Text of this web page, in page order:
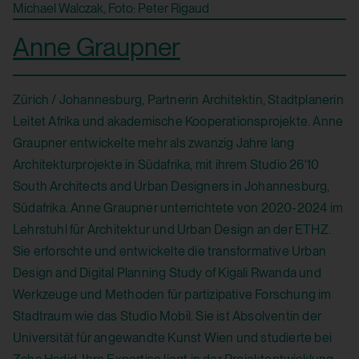
Michael Walczak, Foto: Peter Rigaud
Anne Graupner
Zürich / Johannesburg, Partnerin Architektin, Stadtplanerin
Leitet Afrika und akademische Kooperationsprojekte. Anne
Graupner entwickelte mehr als zwanzig Jahre lang
Architekturprojekte in Südafrika, mit ihrem Studio 26'10
South Architects and Urban Designers in Johannesburg,
Südafrika. Anne Graupner unterrichtete von 2020-2024 im
Lehrstuhl für Architektur und Urban Design an der ETHZ.
Sie erforschte und entwickelte die transformative Urban
Design and Digital Planning Study of Kigali Rwanda und
Werkzeuge und Methoden für partizipative Forschung im
Stadtraum wie das Studio Mobil. Sie ist Absolventin der
Universität für angewandte Kunst Wien und studierte bei
HTTP Cookie:
csrf_protection_cookie
Verwendungszweck:
Mechanismus um vor "Cross Site Request
Forgery (CSRF)" Angriffen über das Absenden
von Formularen zu schützen.
Domain:
localhost
Speicherdauer:
Drittanbieter:
Nein
Verwendungszweck:
Abruf eines auf anderen Webseiten
integrierten YouTube-Videos
Drittanbieter:
Ja
HTML Local Storage:
yt.innertube::requests
Verwendungszweck:
Speichert die Benutzereinstellungen beim